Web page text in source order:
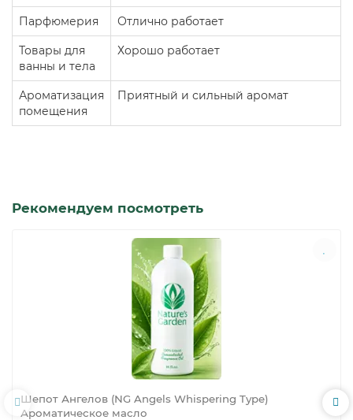
Парфюмерия Отлично работает
Товары для
ванны и тела
Хорошо работает
Ароматизация
помещения
Приятный и сильный аромат
Рекомендуем посмотреть
Шепот Ангелов (NG Angels Whispering Type)
Ароматическое масло